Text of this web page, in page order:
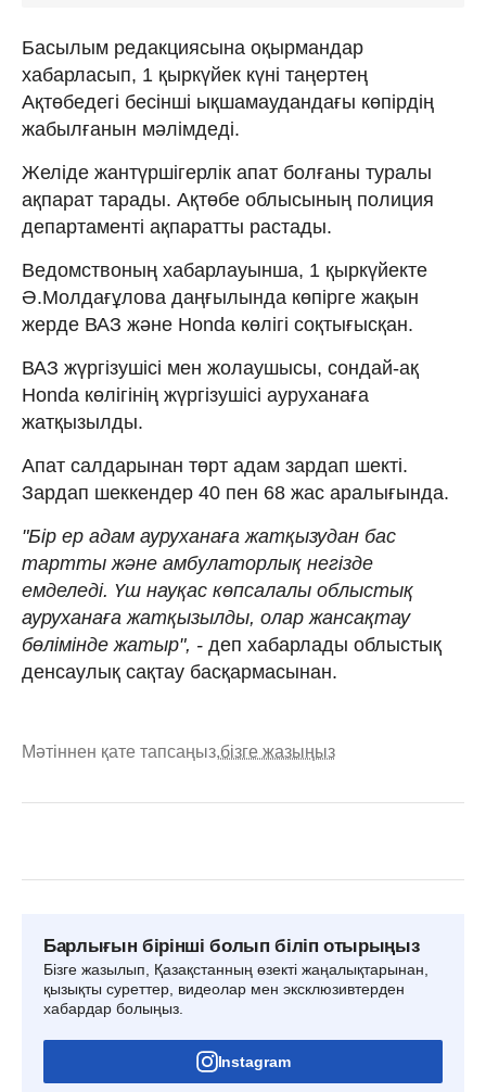
Басылым редакциясына оқырмандар
хабарласып, 1 қыркүйек күні таңертең
Ақтөбедегі бесінші ықшамаудандағы көпірдің
жабылғанын мәлімдеді.
Желіде жантүршігерлік апат болғаны туралы
ақпарат тарады. Ақтөбе облысының полиция
департаменті ақпаратты растады.
Ведомствоның хабарлауынша, 1 қыркүйекте
Ә.Молдағұлова даңғылында көпірге жақын
жерде ВАЗ және Honda көлігі соқтығысқан.
ВАЗ жүргізушісі мен жолаушысы, сондай-ақ
Honda көлігінің жүргізушісі ауруханаға
жатқызылды.
Апат салдарынан төрт адам зардап шекті.
Зардап шеккендер 40 пен 68 жас аралығында.
"Бір ер адам ауруханаға жатқызудан бас
тартты және амбулаторлық негізде
емделеді. Үш науқас көпсалалы облыстық
ауруханаға жатқызылды, олар жансақтау
бөлімінде жатыр", - деп хабарлады облыстық
денсаулық сақтау басқармасынан.
Мәтіннен қате тапсаңыз,бізге жазыңыз
Барлығын бірінші болып біліп отырыңыз
Бізге жазылып, Қазақстанның өзекті жаңалықтарынан,
қызықты суреттер, видеолар мен эксклюзивтерден
хабардар болыңыз.
Instagram